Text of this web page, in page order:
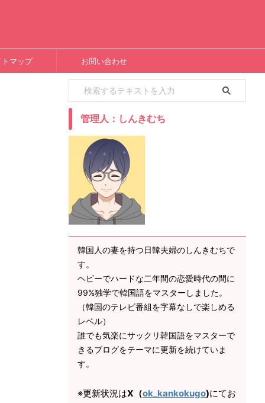
マップ お問い合わせ
管理人：しんきむち
韓国人の妻を持つ日韓夫婦のしんきむちで
す。
ヘビーでハードな二年間の恋愛時代の間に
99%独学で韓国語をマスターしました。
（韓国のテレビ番組を字幕なしで楽しめる
レベル）
誰でも気楽にサックリ韓国語をマスターで
きるブログをテーマに更新を続けていま
す。
※更新状況はX（ok_kankokugo)にてお